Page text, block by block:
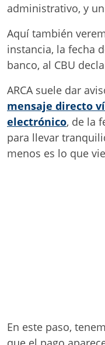
administrativo, y
Aquí también
instancia, la fecha
banco, al CBU
ARCA suele dar
mensaje directo
electrónico, de la
para llevar
menos es lo que
En este paso,